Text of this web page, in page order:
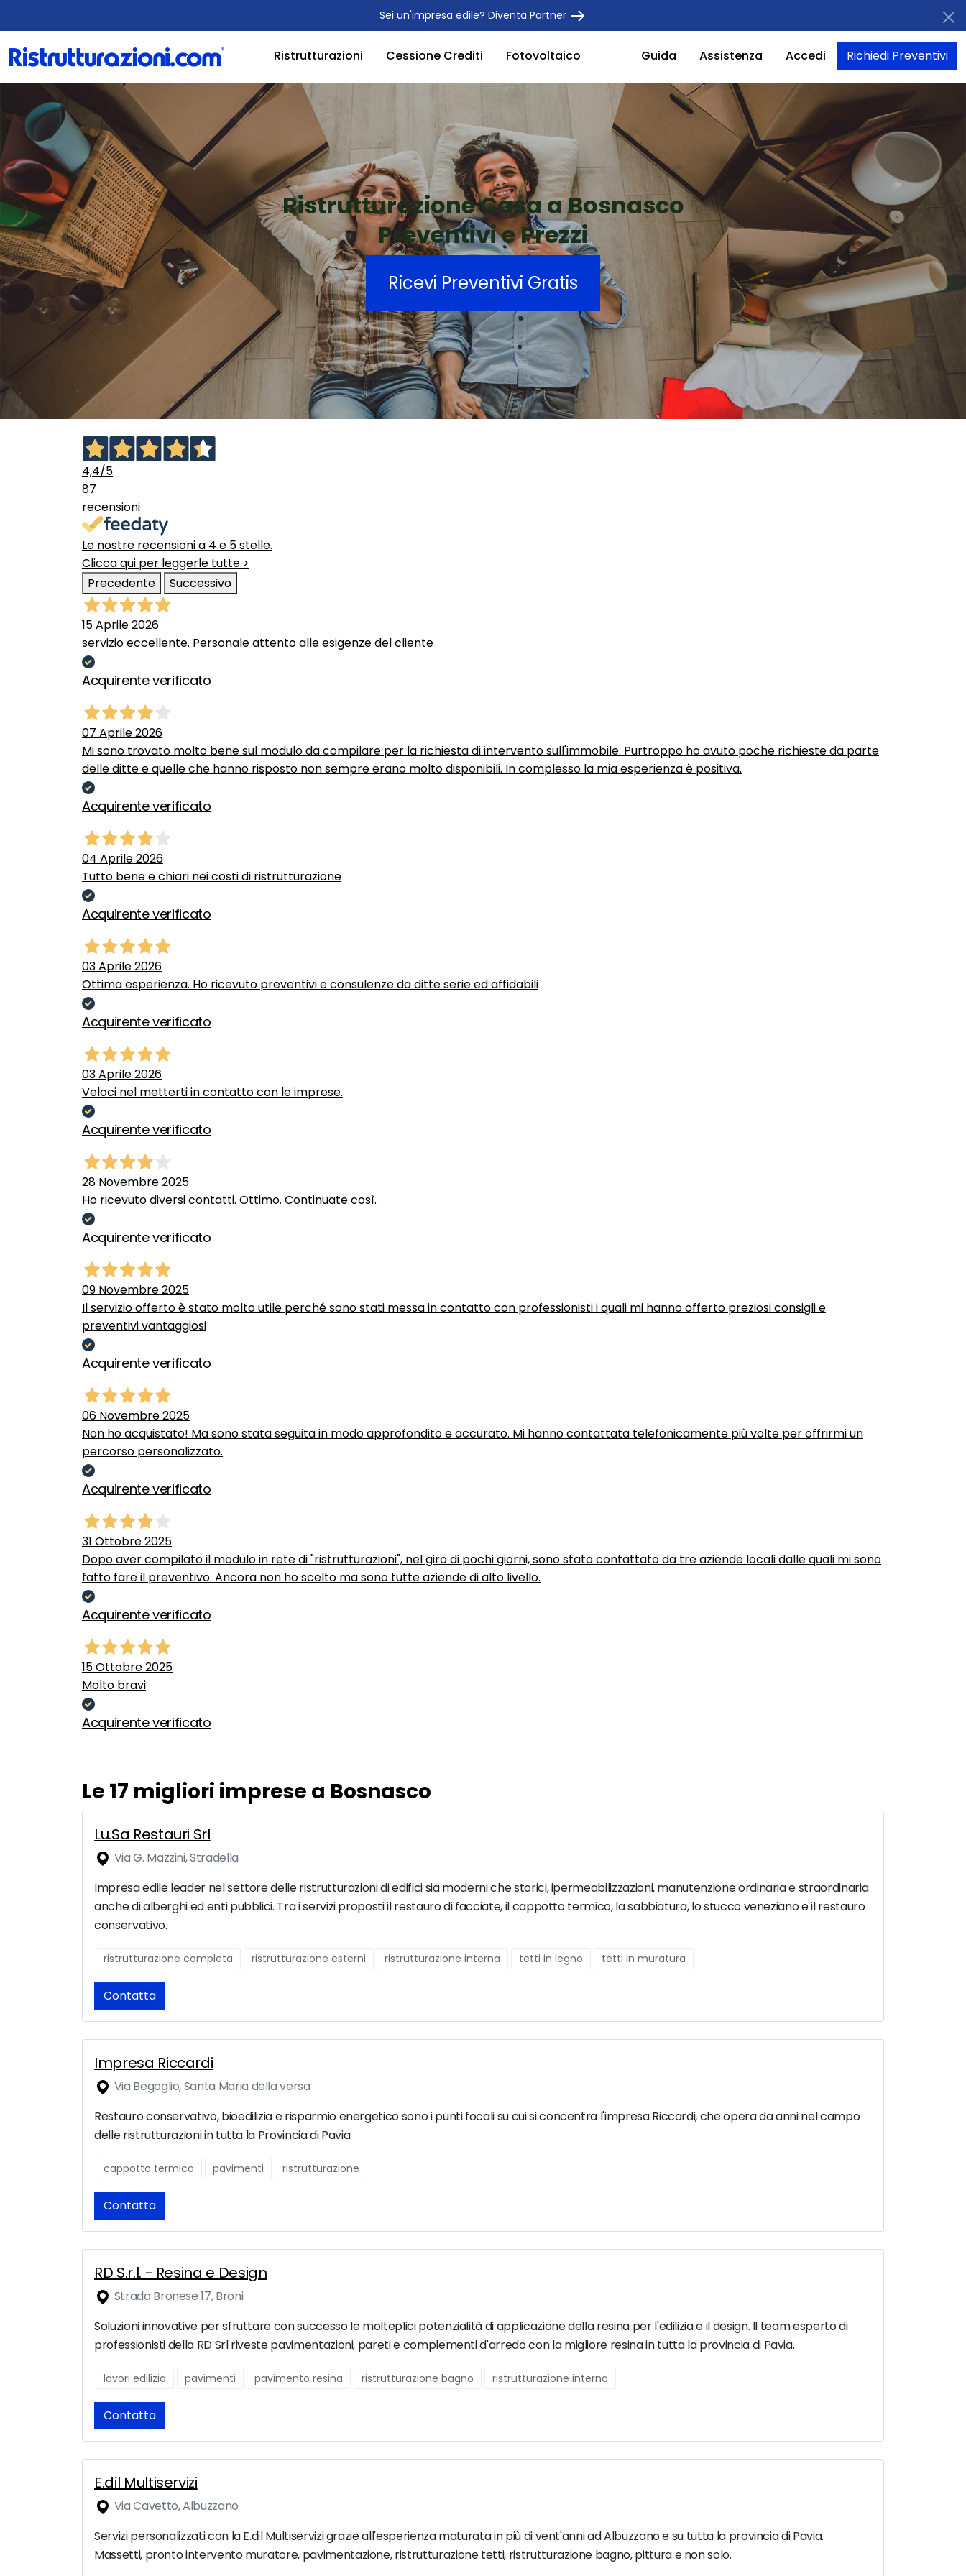
Sei un'impresa edile? Diventa Partner
Ristrutturazioni Cessione Crediti Fotovoltaico Guida Assistenza Accedi Richiedi Preventivi
Ristrutturazione Casa a Bosnasco
Preventivi e Prezzi
Ricevi Preventivi Gratis
4,4/5
87
recensioni
Le nostre recensioni a 4 e 5 stelle.
Clicca qui per leggerle tutte >
Precedente
Successivo
15 Aprile 2026
servizio eccellente. Personale attento alle esigenze del cliente
Acquirente verificato
07 Aprile 2026
Mi sono trovato molto bene sul modulo da compilare per la richiesta di intervento sull'immobile. Purtroppo ho avuto poche richieste da parte
delle ditte e quelle che hanno risposto non sempre erano molto disponibili. In complesso la mia esperienza è positiva.
Acquirente verificato
04 Aprile 2026
Tutto bene e chiari nei costi di ristrutturazione
Acquirente verificato
03 Aprile 2026
Ottima esperienza. Ho ricevuto preventivi e consulenze da ditte serie ed affidabili
Acquirente verificato
03 Aprile 2026
Veloci nel metterti in contatto con le imprese.
Acquirente verificato
28 Novembre 2025
Ho ricevuto diversi contatti. Ottimo. Continuate così.
Acquirente verificato
09 Novembre 2025
Il servizio offerto è stato molto utile perché sono stati messa in contatto con professionisti i quali mi hanno offerto preziosi consigli e
preventivi vantaggiosi
Acquirente verificato
06 Novembre 2025
Non ho acquistato! Ma sono stata seguita in modo approfondito e accurato. Mi hanno contattata telefonicamente più volte per offrirmi un
percorso personalizzato.
Acquirente verificato
31 Ottobre 2025
Dopo aver compilato il modulo in rete di "ristrutturazioni", nel giro di pochi giorni, sono stato contattato da tre aziende locali dalle quali mi sono
fatto fare il preventivo. Ancora non ho scelto ma sono tutte aziende di alto livello.
Acquirente verificato
15 Ottobre 2025
Molto bravi
Acquirente verificato
Le 17 migliori imprese a Bosnasco
Lu.Sa Restauri Srl
Via G. Mazzini, Stradella
Impresa edile leader nel settore delle ristrutturazioni di edifici sia moderni che storici, ipermeabilizzazioni, manutenzione ordinaria e straordinaria
anche di alberghi ed enti pubblici. Tra i servizi proposti il restauro di facciate, il cappotto termico, la sabbiatura, lo stucco veneziano e il restauro
conservativo.
ristrutturazione completa ristrutturazione esterni ristrutturazione interna tetti in legno tetti in muratura
Contatta
Impresa Riccardi
Via Begoglio, Santa Maria della versa
Restauro conservativo, bioedilizia e risparmio energetico sono i punti focali su cui si concentra l'impresa Riccardi, che opera da anni nel campo
delle ristrutturazioni in tutta la Provincia di Pavia.
cappotto termico pavimenti ristrutturazione
Contatta
RD S.r.l. - Resina e Design
Strada Bronese 17, Broni
Soluzioni innovative per sfruttare con successo le molteplici potenzialità di applicazione della resina per l'edilizia e il design. Il team esperto di
professionisti della RD Srl riveste pavimentazioni, pareti e complementi d'arredo con la migliore resina in tutta la provincia di Pavia.
lavori edilizia pavimenti pavimento resina ristrutturazione bagno ristrutturazione interna
Contatta
E.dil Multiservizi
Via Cavetto, Albuzzano
Servizi personalizzati con la E.dil Multiservizi grazie all'esperienza maturata in più di vent'anni ad Albuzzano e su tutta la provincia di Pavia.
Massetti, pronto intervento muratore, pavimentazione, ristrutturazione tetti, ristrutturazione bagno, pittura e non solo.